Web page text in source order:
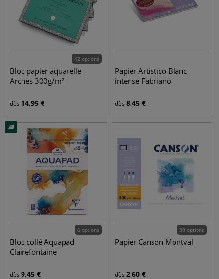
42 options
Bloc papier aquarelle
Arches 300g/m²
dès 14,95 €
Papier Artistico Blanc
intense Fabriano
dès 8,45 €
6 options
Bloc collé Aquapad
Clairefontaine
dès 9,45 €
30 options
Papier Canson Montval
dès 2,60 €